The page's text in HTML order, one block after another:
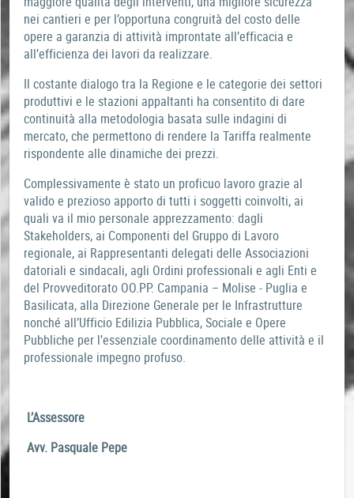
nei cantieri e per l’opportuna congruità del costo delle
opere a garanzia di attività improntate all’efficacia e
all’efficienza dei lavori da realizzare.
Il costante dialogo tra la Regione e le categorie dei settori
produttivi e le stazioni appaltanti ha consentito di dare
continuità alla metodologia basata sulle indagini di
mercato, che permettono di rendere la Tariffa realmente
rispondente alle dinamiche dei prezzi.
Complessivamente è stato un proficuo lavoro grazie al
valido e prezioso apporto di tutti i soggetti coinvolti, ai
quali va il mio personale apprezzamento: dagli
Stakeholders, ai Componenti del Gruppo di Lavoro
regionale, ai Rappresentanti delegati delle Associazioni
datoriali e sindacali, agli Ordini professionali e agli Enti e
del Provveditorato OO.PP. Campania – Molise - Puglia e
Basilicata, alla Direzione Generale per le Infrastrutture
nonché all’Ufficio Edilizia Pubblica, Sociale e Opere
Pubbliche per l’essenziale coordinamento delle attività e il
professionale impegno profuso.
L’Assessore
Avv. Pasquale Pepe